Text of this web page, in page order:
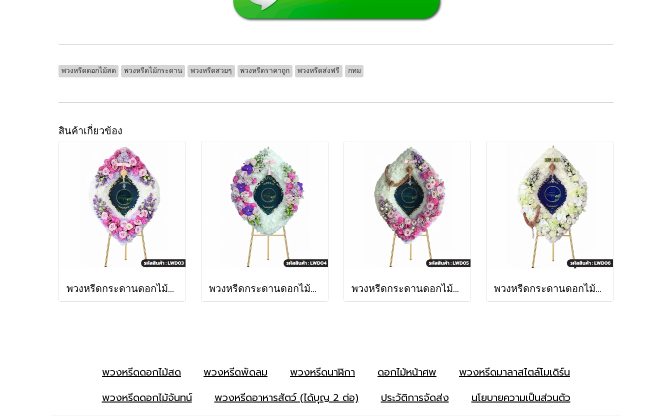
พวงหรีดดอกไม้สด พวงหรีดไม้กระดาน พวงหรีดสวยๆ พวงหรีดราคาถูก พวงหรีดส่งฟรี กทม
สินค้าเกี่ยวข้อง
พวงหรีดกระดานดอกไม้สด พชรมาลา โทนสีขาว-ชมพู-ม่วง (LWD03) พวงหรีดกระดานดอกไม้สด พชรมาลา โทนสีขาว-ชมพู-ม่วงเข้ม ประดับแวนด้า (LWD04) พวงหรีดกระดานดอกไม้สด พชรมาลา โทนสีขาว-ชมพู-ม่วงอ่อน (LWD05) พวงหรีดกระดานดอกไม้สด พชรมาลา โทนสีขาวล้วน (LWD06)
พวงหรีดดอกไม้สด พวงหรีดพัดลม พวงหรีดนาฬิกา ดอกไม้หน้าศพ
พวงหรีดมาลาสไตล์โมเดิร์น
พวงหรีดดอกไม้จันทน์
พวงหรีดอาหารสัตว์ (ได้บุญ 2 ต่อ) ประวัติการจัดส่ง นโยบายความเป็นส่วนตัว